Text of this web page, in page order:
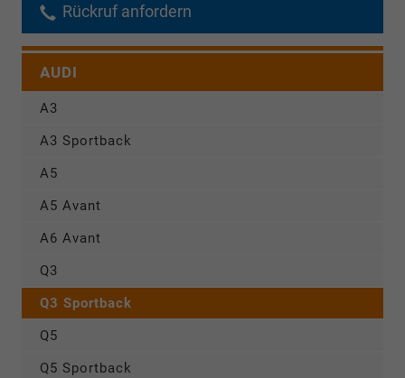
Rückruf anfordern
AUDI
A3
A3 Sportback
A5
A5 Avant
A6 Avant
Q3
Q3 Sportback
Q5
Q5 Sportback